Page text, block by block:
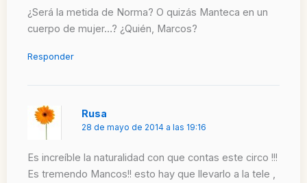
¿Será la metida de Norma? O quizás Manteca en un
cuerpo de mujer…? ¿Quién, Marcos?
Responder
Rusa
28 de mayo de 2014 a las 19:16
Es increíble la naturalidad con que contas este circo !!!
Es tremendo Mancos!! esto hay que llevarlo a la tele ,